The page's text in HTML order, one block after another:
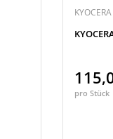
KYOCERA
pro Stück